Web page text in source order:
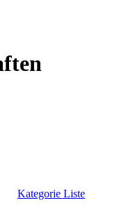
Kategorie Liste